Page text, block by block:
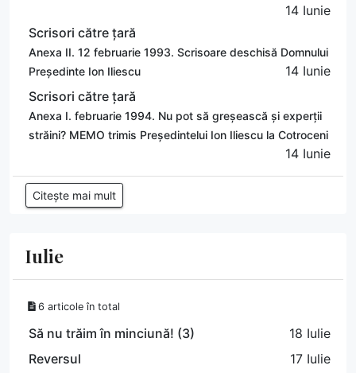
14 Iunie
Scrisori către țară
Anexa II. 12 februarie 1993. Scrisoare deschisă Domnului
Președinte Ion Iliescu
14 Iunie
Scrisori către țară
Anexa I. februarie 1994. Nu pot să greșească și experții
străini? MEMO trimis Președintelui Ion Iliescu la Cotroceni
14 Iunie
Citește mai mult
Iulie
6 articole în total
Să nu trăim în minciună! (3)
18 Iulie
Reversul
17 Iulie